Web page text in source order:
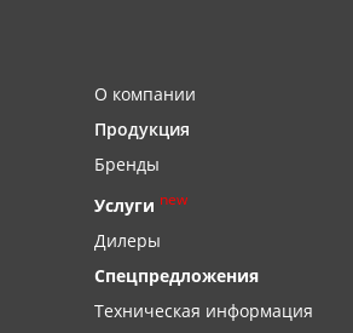
О компании
Продукция
Бренды
Услуги new
Дилеры
Спецпредложения
Техническая информация